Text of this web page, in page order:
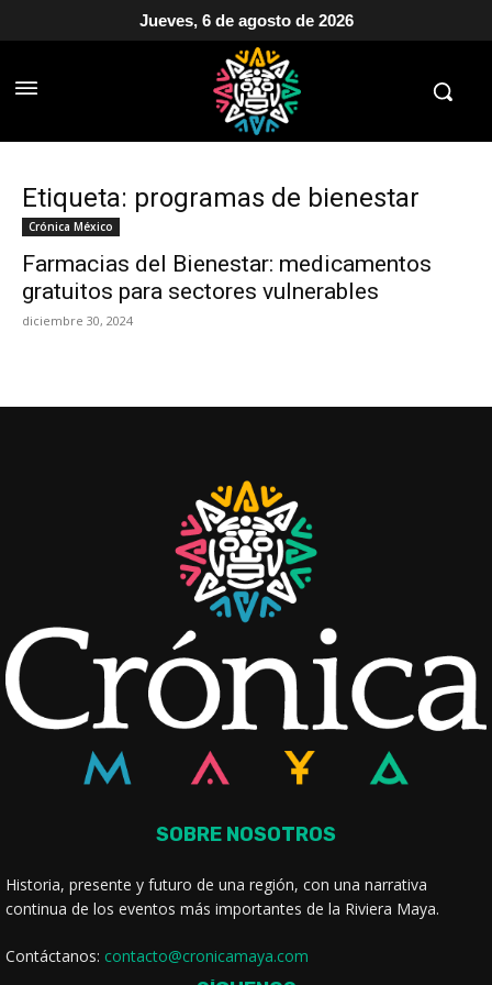
Jueves, 6 de agosto de 2026
Etiqueta: programas de bienestar
Crónica México
Farmacias del Bienestar: medicamentos
gratuitos para sectores vulnerables
diciembre 30, 2024
SOBRE NOSOTROS
Historia, presente y futuro de una región, con una narrativa
continua de los eventos más importantes de la Riviera Maya.
Contáctanos: contacto@cronicamaya.com